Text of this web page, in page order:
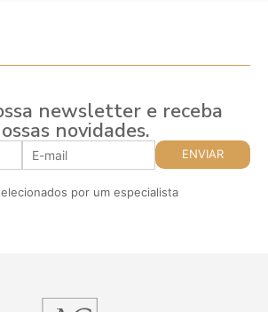
newsletter e receba
novidades.
por um especialista